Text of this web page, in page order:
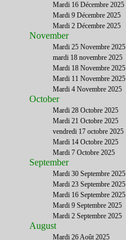
Mardi 16 Décembre 2025
Mardi 9 Décembre 2025
Mardi 2 Décembre 2025
November
Mardi 25 Novembre 2025
mardi 18 novembre 2025
Mardi 18 Novembre 2025
Mardi 11 Novembre 2025
Mardi 4 Novembre 2025
October
Mardi 28 Octobre 2025
Mardi 21 Octobre 2025
vendredi 17 octobre 2025
Mardi 14 Octobre 2025
Mardi 7 Octobre 2025
September
Mardi 30 Septembre 2025
Mardi 23 Septembre 2025
Mardi 16 Septembre 2025
Mardi 9 Septembre 2025
Mardi 2 Septembre 2025
August
Mardi 26 Août 2025